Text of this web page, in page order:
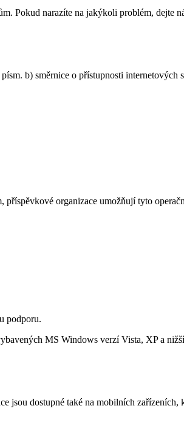
Pokud narazíte na jakýkoli problém, dejte
b) směrnice o přístupnosti
organizace umožňují tyto
podporu.
MS Windows verzí Vista, XP a
jsou dostupné také na mobilních